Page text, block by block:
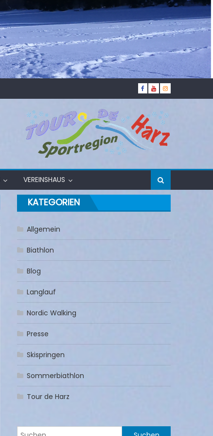
VEREINSHAUS
KATEGORIEN
Allgemein
Biathlon
Blog
Langlauf
Nordic Walking
Presse
Skispringen
Sommerbiathlon
Tour de Harz
Suchen